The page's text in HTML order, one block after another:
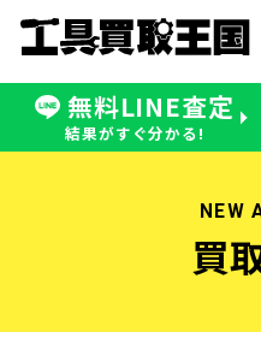
無料LINE査定
結果がすぐ分かる!
無料LINE査定
受付：11:00〜19:00 木曜定休日
NEW
買